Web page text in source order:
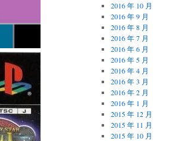
2016 年 10 月
2016 年 9 月
2016 年 8 月
2016 年 7 月
2016 年 6 月
2016 年 5 月
2016 年 4 月
2016 年 3 月
2016 年 2 月
2016 年 1 月
2015 年 12 月
2015 年 11 月
2015 年 10 月